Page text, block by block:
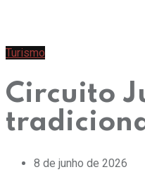
Turismo
Circuito
8 de junho de 2026